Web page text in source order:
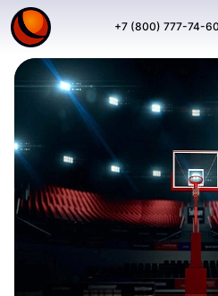
+7 (800) 777-74-60